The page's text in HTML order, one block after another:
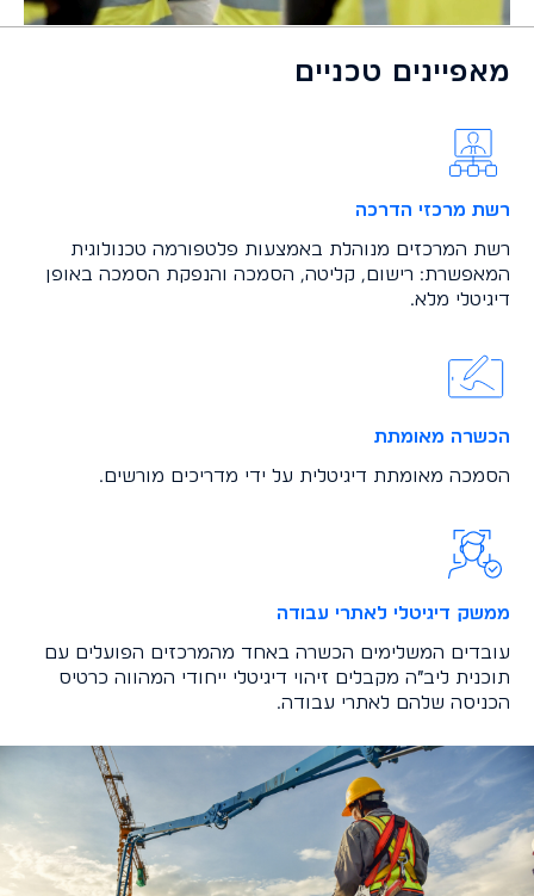
מאפיינים טכניים
רשת מרכזי הדרכה
רשת המרכזים מנוהלת באמצעות פלטפורמה טכנולוגית
המאפשרת: רישום, קליטה, הסמכה והנפקת הסמכה באופן
דיגיטלי מלא.
הכשרה מאומתת
הסמכה מאומתת דיגיטלית על ידי מדריכים מורשים.
ממשק דיגיטלי לאתרי עבודה
עובדים המשלימים הכשרה באחד מהמרכזים הפועלים עם
תוכנית ליב״ה מקבלים זיהוי דיגיטלי ייחודי המהווה כרטיס
הכניסה שלהם לאתרי עבודה.